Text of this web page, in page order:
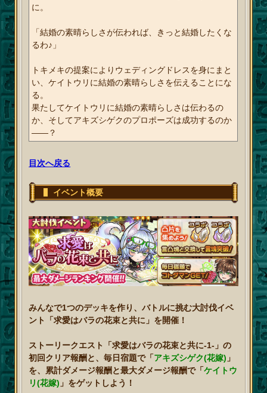
に。
「結婚の素晴らしさが伝われば、きっと結婚したくな
るわ♪」
トキメキの提案によりウェディングドレスを身にまと
い、ケイトウリに結婚の素晴らしさを伝えることにな
る。
果たしてケイトウリに結婚の素晴らしさは伝わるの
か、そしてアキズシゲクのプロポーズは成功するのか
――？
目次へ戻る
イベント概要
みんなで1つのデッキを作り、バトルに挑む大討伐イベ
ント「求愛はバラの花束と共に」を開催！
ストーリークエスト「求愛はバラの花束と共に-1-」の
初回クリア報酬と、毎日宿題で「アキズシゲク(花嫁) 」
を、累計ダメージ報酬と最大ダメージ報酬で「ケイトウ
リ(花嫁) 」をゲットしよう！